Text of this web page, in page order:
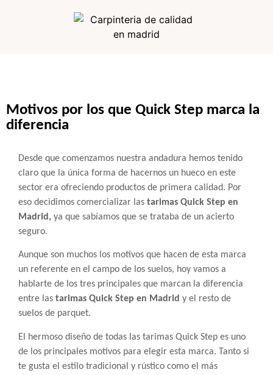
Motivos por los que Quick Step marca la
diferencia
Desde que comenzamos nuestra andadura hemos tenido
claro que la única forma de hacernos un hueco en este
sector era ofreciendo productos de primera calidad. Por
eso decidimos comercializar las tarimas Quick Step en
Madrid, ya que sabíamos que se trataba de un acierto
seguro.
Aunque son muchos los motivos que hacen de esta marca
un referente en el campo de los suelos, hoy vamos a
hablarte de los tres principales que marcan la diferencia
entre las tarimas Quick Step en Madrid y el resto de
suelos de parquet.
El hermoso diseño de todas las tarimas Quick Step es uno
de los principales motivos para elegir esta marca. Tanto si
te gusta el estilo tradicional y rústico como el más